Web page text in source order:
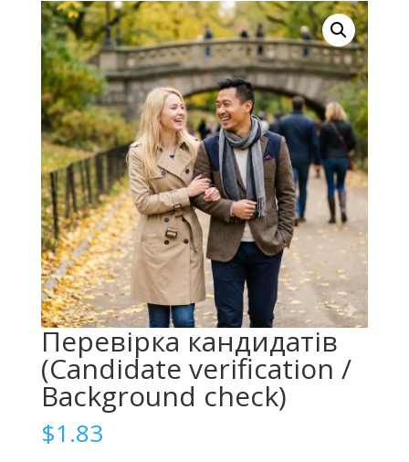
Перевірка кандидатів
(Candidate verification /
Background check)
$1.83